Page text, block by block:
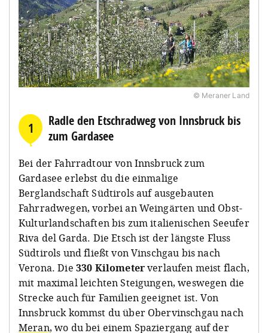
© Meraner Land
1
Radle den Etschradweg von Innsbruck bis
zum Gardasee
Bei der Fahrradtour von Innsbruck zum
Gardasee erlebst du die einmalige
Berglandschaft Südtirols auf ausgebauten
Fahrradwegen, vorbei an Weingärten und Obst-
Kulturlandschaften bis zum italienischen Seeufer
Riva del Garda. Die Etsch ist der längste Fluss
Südtirols und fließt von Vinschgau bis nach
Verona. Die 330 Kilometerverlaufen meist flach,
mit maximal leichten Steigungen, weswegen die
Strecke auch für Familien geeignet ist. Von
Innsbruck kommst du über Obervinschgau nach
Meran, wo du bei einem Spaziergang auf der